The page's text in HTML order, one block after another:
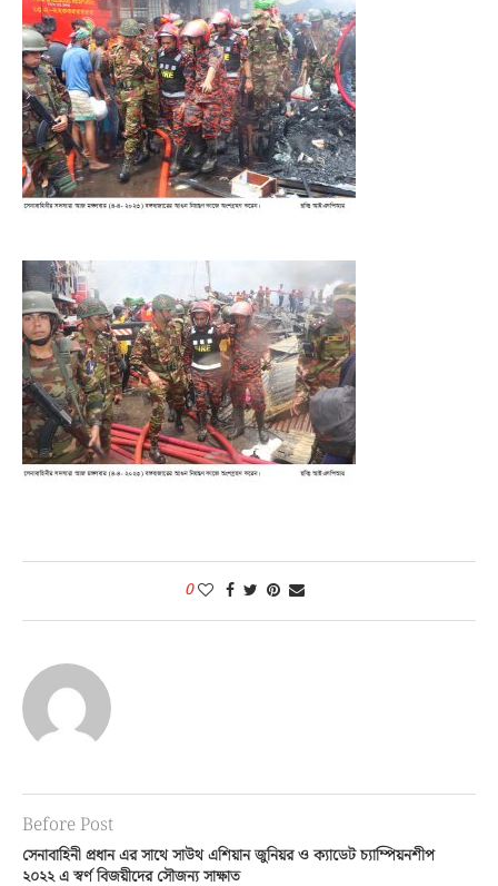
0
Before Post
সেনাবাহিনী প্রধান এর সাথে সাউথ এশিয়ান জুনিয়র ও ক্যাডেট চ্যাম্পিয়নশীপ
২০২২ এ স্বর্ণ বিজয়ীদের সৌজন্য সাক্ষাত